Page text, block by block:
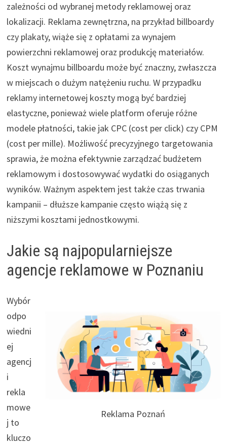
zależności od wybranej metody reklamowej oraz
lokalizacji. Reklama zewnętrzna, na przykład billboardy
czy plakaty, wiąże się z opłatami za wynajem
powierzchni reklamowej oraz produkcję materiałów.
Koszt wynajmu billboardu może być znaczny, zwłaszcza
w miejscach o dużym natężeniu ruchu. W przypadku
reklamy internetowej koszty mogą być bardziej
elastyczne, ponieważ wiele platform oferuje różne
modele płatności, takie jak CPC (cost per click) czy CPM
(cost per mille). Możliwość precyzyjnego targetowania
sprawia, że można efektywnie zarządzać budżetem
reklamowym i dostosowywać wydatki do osiąganych
wyników. Ważnym aspektem jest także czas trwania
kampanii – dłuższe kampanie często wiążą się z
niższymi kosztami jednostkowymi.
Jakie są najpopularniejsze
agencje reklamowe w Poznaniu
Reklama Poznań
Wybór
odpo
wiedni
ej
agencj
i
rekla
mowe
j to
kluczo